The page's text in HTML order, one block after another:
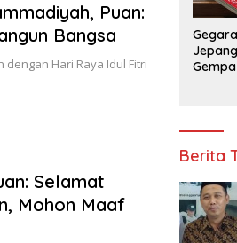
Puan:
Bangsa
dengan Hari Raya Idul Fitri
Selamat
Mohon Maaf
Berita